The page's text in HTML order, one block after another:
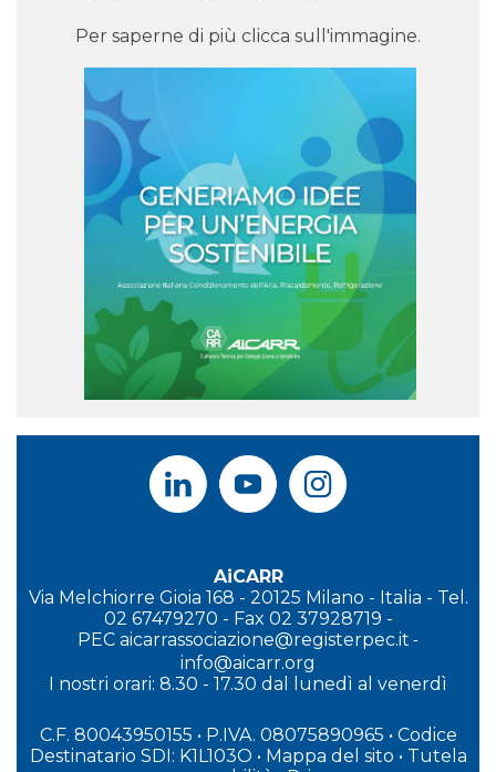
Per saperne di più clicca sull'immagine.
AiCARR
Via Melchiorre Gioia 168 - 20125 Milano - Italia - Tel.
02 67479270 - Fax 02 37928719 -
PEC aicarrassociazione@registerpec.it -
info@aicarr.org
I nostri orari: 8.30 - 17.30 dal lunedì al venerdì
C.F. 80043950155 • P.IVA. 08075890965 • Codice
Destinatario SDI: K1L103O • Mappa del sito • Tutela